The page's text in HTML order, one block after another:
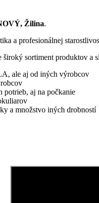
Žilina.
a profesionálnej
sortiment produktov a
ale aj od iných výrobcov
potrieb, aj na počkanie
a množstvo iných drobností